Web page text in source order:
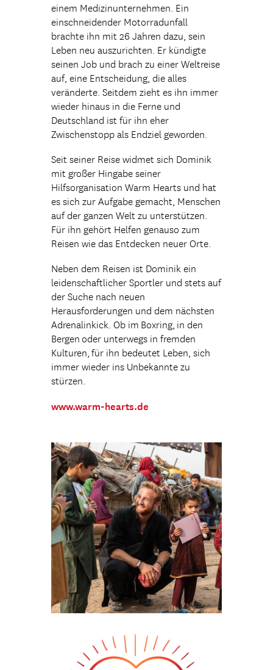
einem Medizinunternehmen. Ein
einschneidender Motorradunfall
brachte ihn mit 26 Jahren dazu, sein
Leben neu auszurichten. Er kündigte
seinen Job und brach zu einer Weltreise
auf, eine Entscheidung, die alles
veränderte. Seitdem zieht es ihn immer
wieder hinaus in die Ferne und
Deutschland ist für ihn eher
Zwischenstopp als Endziel geworden.
Seit seiner Reise widmet sich Dominik
mit großer Hingabe seiner
Hilfsorganisation Warm Hearts und hat
es sich zur Aufgabe gemacht, Menschen
auf der ganzen Welt zu unterstützen.
Für ihn gehört Helfen genauso zum
Reisen wie das Entdecken neuer Orte.
Neben dem Reisen ist Dominik ein
leidenschaftlicher Sportler und stets auf
der Suche nach neuen
Herausforderungen und dem nächsten
Adrenalinkick. Ob im Boxring, in den
Bergen oder unterwegs in fremden
Kulturen, für ihn bedeutet Leben, sich
immer wieder ins Unbekannte zu
stürzen.
www.warm-hearts.de